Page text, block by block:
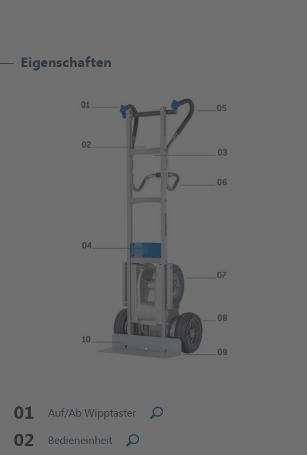
Eigenschaften
01 Auf/Ab Wipptaster
02 Bedieneinheit